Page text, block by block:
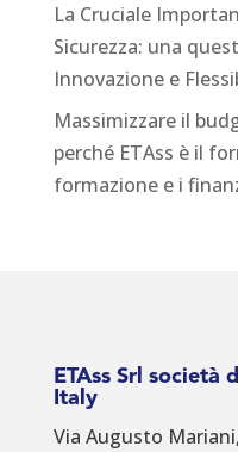
La Cruciale
Sicurezza: una
Innovazione e
Massimizzare il
perché ETAss è il
formazione e i
ETAss Srl società
Italy
Via Augusto